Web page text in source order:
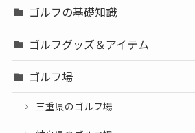
ゴルフの基礎知識
ゴルフグッズ＆アイテム
ゴルフ場
三重県のゴルフ場